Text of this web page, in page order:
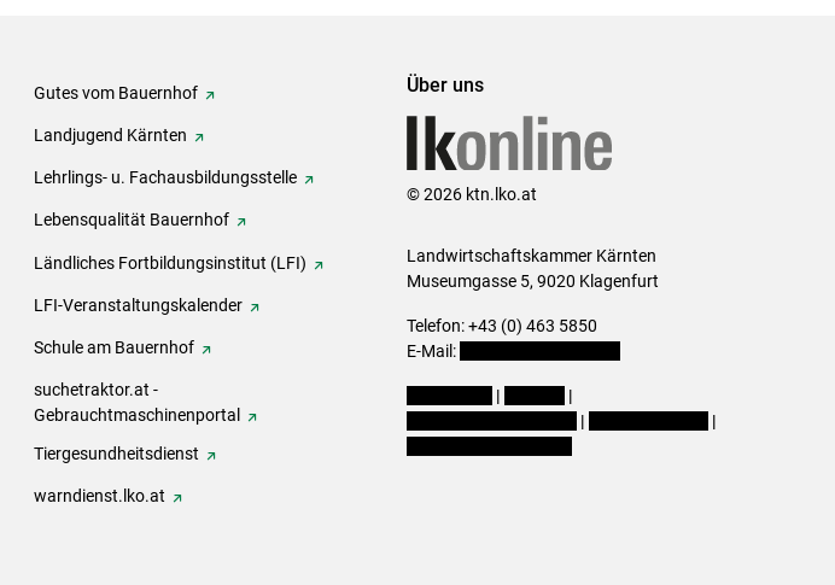
Gutes vom Bauernhof
Landjugend Kärnten
Lehrlings- u. Fachausbildungsstelle
Lebensqualität Bauernhof
Ländliches Fortbildungsinstitut (LFI)
LFI-Veranstaltungskalender
Schule am Bauernhof
suchetraktor.at -
Gebrauchtmaschinenportal
Tiergesundheitsdienst
warndienst.lko.at
Über uns
© 2026 ktn.lko.at
Landwirtschaftskammer Kärnten
Museumgasse 5, 9020 Klagenfurt
Telefon: +43 (0) 463 5850
E-Mail:
|
|
|
|